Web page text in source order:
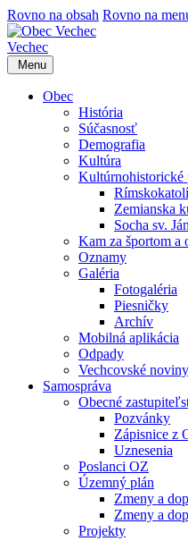
Rovno na obsah Rovno na
Vechec
Menu
Obec
História
Súčasnosť
Demografia
Kultúra
Kultúrnohistorické
Zemianska
Socha sv.
Kam za športom a
Oznamy
Galéria
Fotogaléria
Piesničky
Archív
Mobilná aplikácia
Odpady
Vechcovské noviny
Samospráva
Obecné
Pozvánky
Zápisnice z
Uznesenia
Poslanci OZ
Územný plán
Zmeny a
Zmeny a
Projekty